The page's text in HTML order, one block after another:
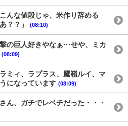
んな値段じゃ、米作り辞める
？？」
(08:10)
の巨人好きやなぁ···せや、ミカ
(08:09)
ミィ、ラプラス、鷹嶺ルイ、マ
になっています (08:09)
ん、ガチでレベチだった・・・